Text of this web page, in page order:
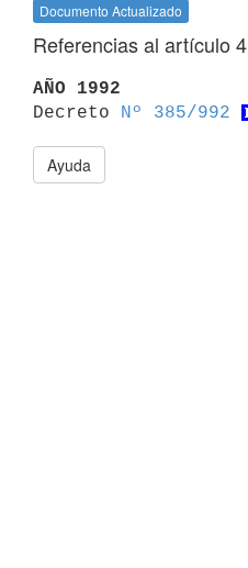
Documento Actualizado
Referencias al artículo 4
AÑO 1992
Decreto
Nº 385/992
Ayuda